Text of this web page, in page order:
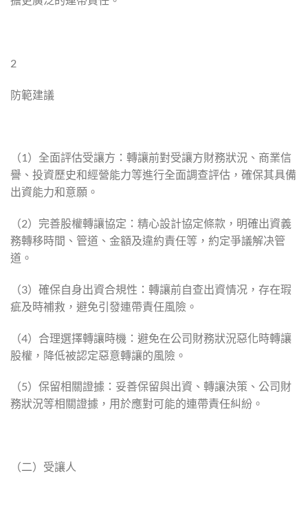
2
防範建議
（1）全面評估受讓方：轉讓前對受讓方財務狀況、商業信
譽、投資歷史和經營能力等進行全面調查評估，確保其具備
出資能力和意願。
（2）完善股權轉讓協定：精心設計協定條款，明確出資義
務轉移時間、管道、金額及違約責任等，約定爭議解决管
道。
（3）確保自身出資合規性：轉讓前自查出資情况，存在瑕
疵及時補救，避免引發連帶責任風險。
（4）合理選擇轉讓時機：避免在公司財務狀況惡化時轉讓
股權，降低被認定惡意轉讓的風險。
（5）保留相關證據：妥善保留與出資、轉讓決策、公司財
務狀況等相關證據，用於應對可能的連帶責任糾紛。
（二）受讓人